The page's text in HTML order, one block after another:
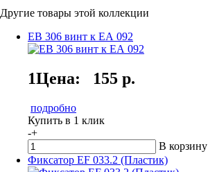
Другие товары этой коллекции
EB 306 винт к ЕА 092
1Цена: 155 р.
подробно
Купить в 1 клик
-+
В корзину
Фиксатор EF 033.2 (Пластик)